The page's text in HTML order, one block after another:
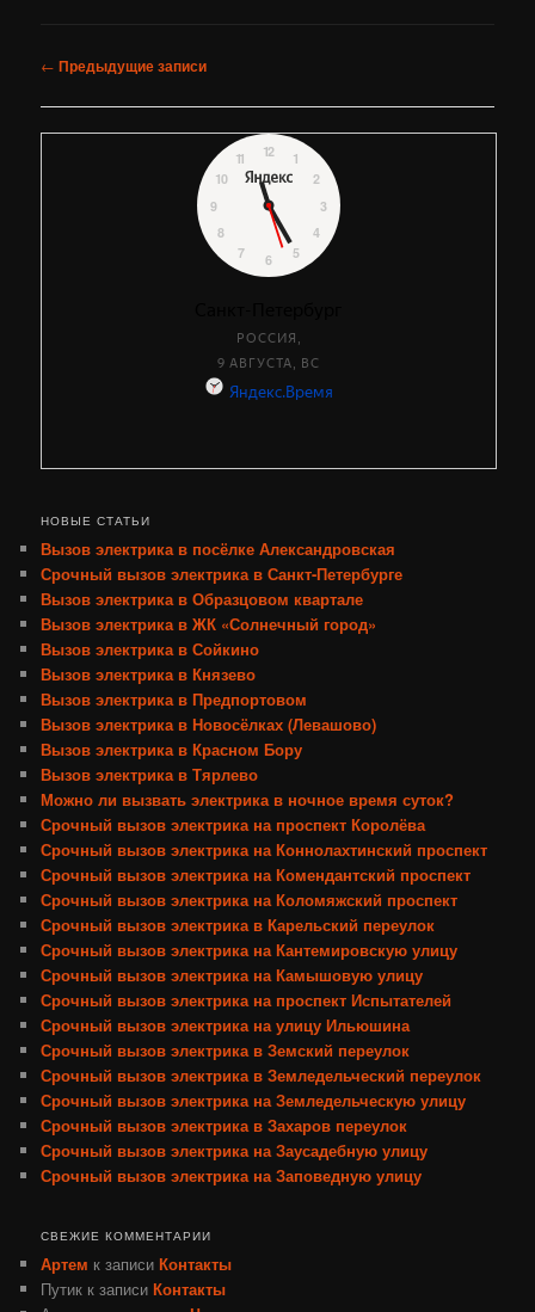
Навигация
записям
← Предыдущие записи
НОВЫЕ СТАТЬИ
Вызов электрика в посёлке Александровская
Срочный вызов электрика в Санкт-Петербурге
Вызов электрика в Образцовом квартале
Вызов электрика в ЖК «Солнечный город»
Вызов электрика в Сойкино
Вызов электрика в Князево
Вызов электрика в Предпортовом
Вызов электрика в Новосёлках (Левашово)
Вызов электрика в Красном Бору
Вызов электрика в Тярлево
Можно ли вызвать электрика в ночное время суток?
Срочный вызов электрика на проспект Королёва
Срочный вызов электрика на Коннолахтинский проспект
Срочный вызов электрика на Комендантский проспект
Срочный вызов электрика на Коломяжский проспект
Срочный вызов электрика в Карельский переулок
Срочный вызов электрика на Кантемировскую улицу
Срочный вызов электрика на Камышовую улицу
Срочный вызов электрика на проспект Испытателей
Срочный вызов электрика на улицу Ильюшина
Срочный вызов электрика в Земский переулок
Срочный вызов электрика в Земледельческий переулок
Срочный вызов электрика на Земледельческую улицу
Срочный вызов электрика в Захаров переулок
Срочный вызов электрика на Заусадебную улицу
Срочный вызов электрика на Заповедную улицу
СВЕЖИЕ КОММЕНТАРИИ
Артем к записиКонтакты
Путик к записиКонтакты